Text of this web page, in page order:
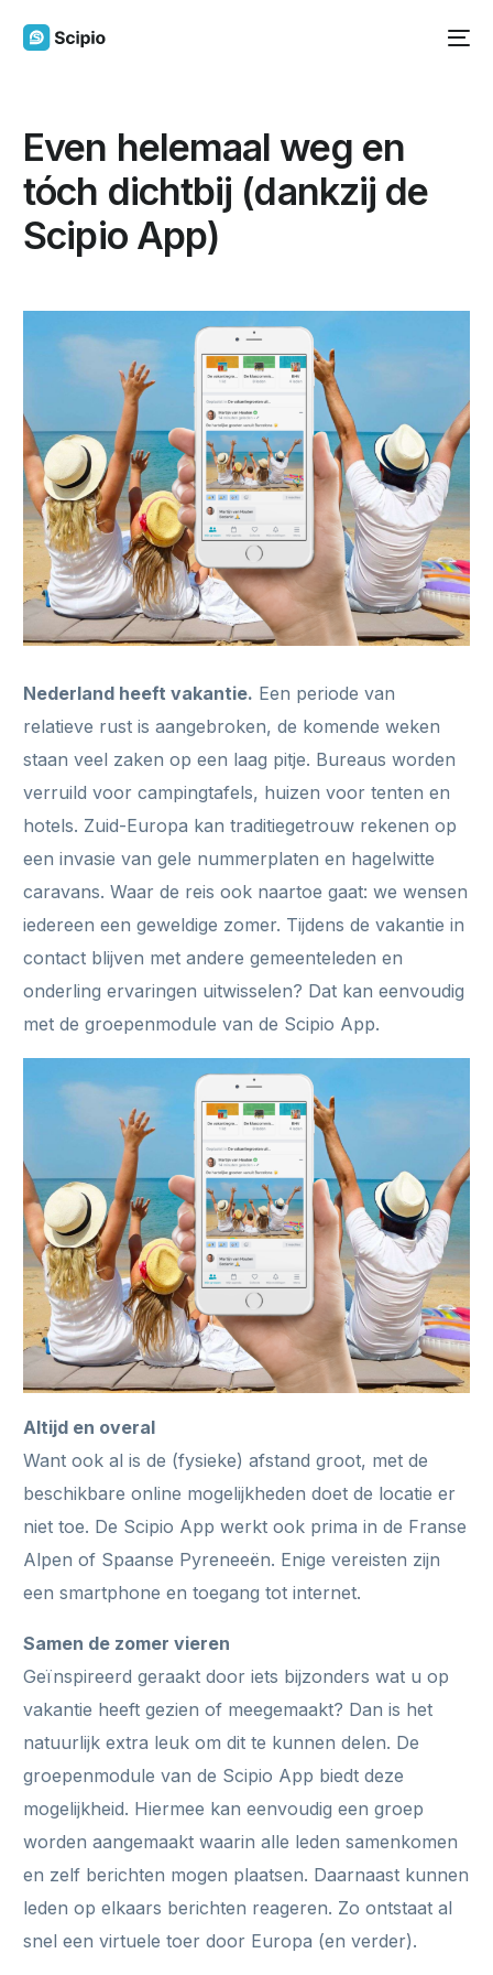
Even helemaal weg en
tóch dichtbij (dankzij de
Scipio App)
Nederland heeft vakantie. Een periode van
relatieve rust is aangebroken, de komende weken
staan veel zaken op een laag pitje. Bureaus worden
verruild voor campingtafels, huizen voor tenten en
hotels. Zuid-Europa kan traditiegetrouw rekenen op
een invasie van gele nummerplaten en hagelwitte
caravans. Waar de reis ook naartoe gaat: we wensen
iedereen een geweldige zomer. Tijdens de vakantie in
contact blijven met andere gemeenteleden en
onderling ervaringen uitwisselen? Dat kan eenvoudig
met de groepenmodule van de Scipio App.
Altijd en overal
Want ook al is de (fysieke) afstand groot, met de
beschikbare online mogelijkheden doet de locatie er
niet toe. De Scipio App werkt ook prima in de Franse
Alpen of Spaanse Pyreneeën. Enige vereisten zijn
een smartphone en toegang tot internet.
Samen de zomer vieren
Geïnspireerd geraakt door iets bijzonders wat u op
vakantie heeft gezien of meegemaakt? Dan is het
natuurlijk extra leuk om dit te kunnen delen. De
groepenmodule van de Scipio App biedt deze
mogelijkheid. Hiermee kan eenvoudig een groep
worden aangemaakt waarin alle leden samenkomen
en zelf berichten mogen plaatsen. Daarnaast kunnen
leden op elkaars berichten reageren. Zo ontstaat al
snel een virtuele toer door Europa (en verder).